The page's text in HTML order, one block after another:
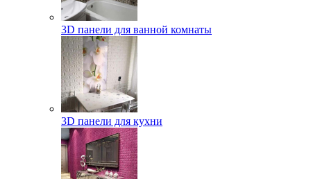
3D панели для ванной комнаты
3D панели для кухни